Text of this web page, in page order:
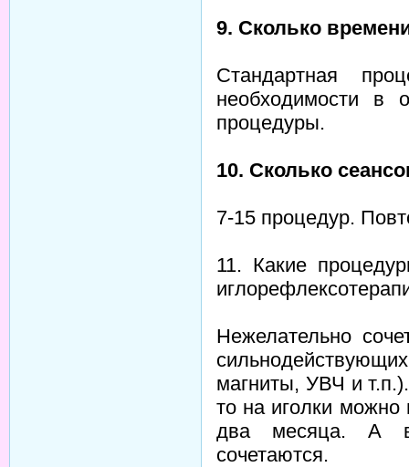
9. Сколько
Стандартная
необходимости в
процедуры.
10. Сколько
7-15 процедур.
11. Какие
Нежелательно
магниты, УВЧ и
то на иголки можно
два месяца. А
сочетаются.